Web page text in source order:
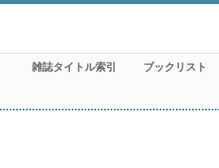
雑誌タイトル索引 ブックリスト